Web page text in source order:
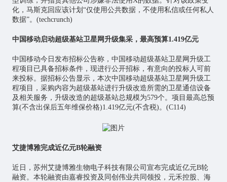
化，马斯克回应该计划“仅使用公共数据，不使用私信或任何私人
数据”。(techcrunch)
中国移动启动超级基站卫星网升级集采，最高预算1.419亿元
中国移动今日发布招标公告称，中国移动超级基站卫星网升级工
程项目已具备招标条件，现进行公开招标，有意向的投标人可前
来投标。据招标公告显示，本次中国移动超级基站卫星网升级工
程项目，采购内容为超级基站进行升级改造所需的卫星通信设备
及相关服务，升级改造的超级基站总规模为579个。项目最高总预
算(不含出保后五年维保价格)1.419亿元(不含税)。(C114)
艾捷博雅完成近亿元B轮融资
近日，苏州艾捷博雅生物电子科技有限公司宣布完成近亿元B轮
融资。本轮融资由嘉睿投资及同创伟业共同领投，元禾控股、海